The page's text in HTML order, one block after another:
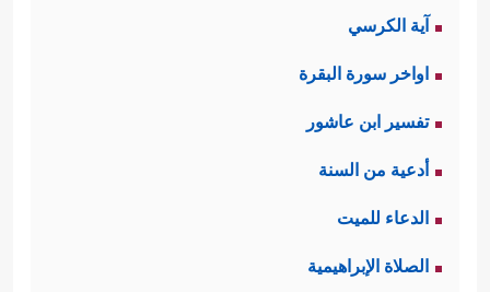
آية الكرسي
اواخر سورة البقرة
تفسير ابن عاشور
أدعية من السنة
الدعاء للميت
الصلاة الإبراهيمية